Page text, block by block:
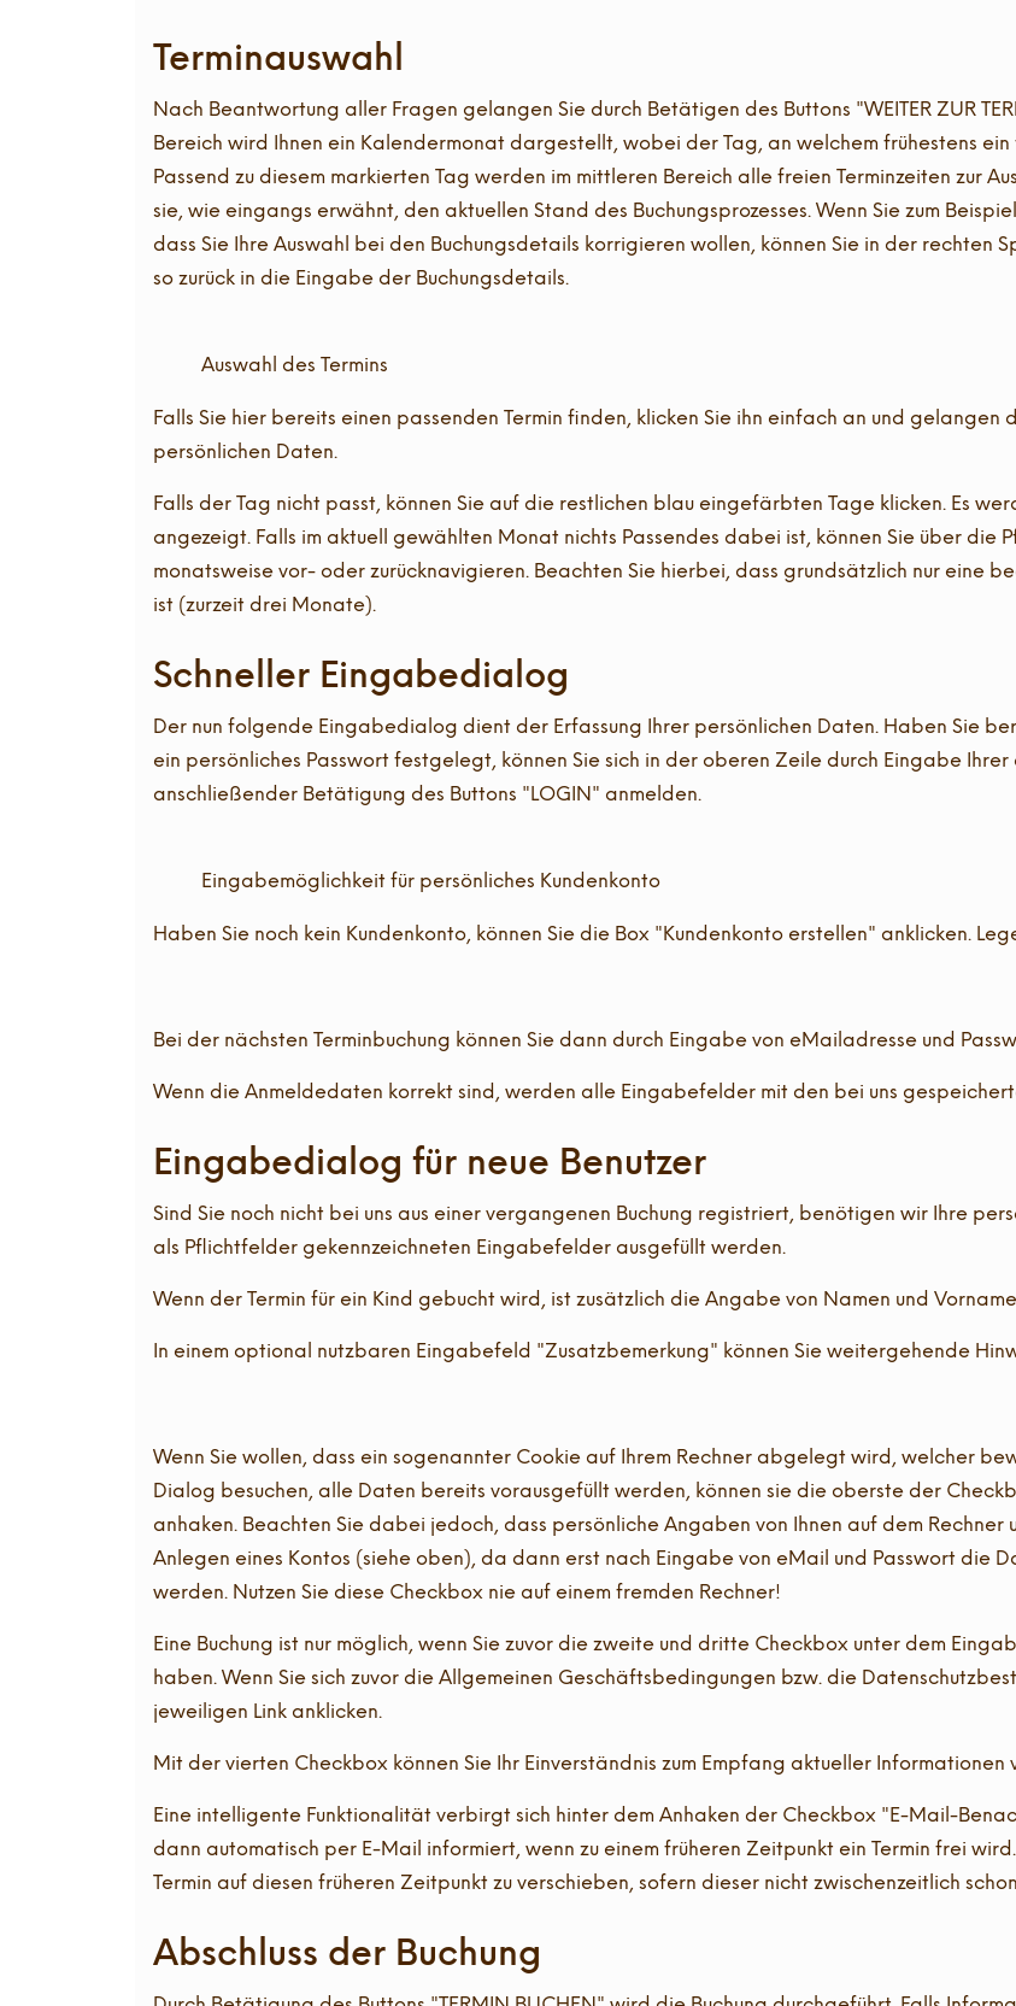
Terminauswahl
Nach Beantwortung aller Fragen gelangen Sie durch Betätigen des Buttons "WEITER ZUR
Bereich wird Ihnen ein Kalendermonat dargestellt, wobei der Tag, an welchem frühestens
Passend zu diesem markierten Tag werden im mittleren Bereich alle freien Terminzeiten zur
sie, wie eingangs erwähnt, den aktuellen Stand des Buchungsprozesses. Wenn Sie zum
dass Sie Ihre Auswahl bei den Buchungsdetails korrigieren wollen, können Sie in der rechten
so zurück in die Eingabe der Buchungsdetails.
Auswahl des Termins
Falls Sie hier bereits einen passenden Termin finden, klicken Sie ihn einfach an und
persönlichen Daten.
Falls der Tag nicht passt, können Sie auf die restlichen blau eingefärbten Tage klicken. Es
angezeigt. Falls im aktuell gewählten Monat nichts Passendes dabei ist, können Sie über die
monatsweise vor- oder zurücknavigieren. Beachten Sie hierbei, dass grundsätzlich nur eine
ist (zurzeit drei Monate).
Schneller Eingabedialog
Der nun folgende Eingabedialog dient der Erfassung Ihrer persönlichen Daten. Haben Sie
ein persönliches Passwort festgelegt, können Sie sich in der oberen Zeile durch Eingabe
anschließender Betätigung des Buttons "LOGIN" anmelden.
Eingabemöglichkeit für persönliches Kundenkonto
Haben Sie noch kein Kundenkonto, können Sie die Box "Kundenkonto erstellen" anklicken.
Bei der nächsten Terminbuchung können Sie dann durch Eingabe von eMailadresse und
Wenn die Anmeldedaten korrekt sind, werden alle Eingabefelder mit den bei uns
Eingabedialog für neue Benutzer
Sind Sie noch nicht bei uns aus einer vergangenen Buchung registriert, benötigen wir Ihre
als Pflichtfelder gekennzeichneten Eingabefelder ausgefüllt werden.
Wenn der Termin für ein Kind gebucht wird, ist zusätzlich die Angabe von Namen und
In einem optional nutzbaren Eingabefeld "Zusatzbemerkung" können Sie weitergehende
Wenn Sie wollen, dass ein sogenannter Cookie auf Ihrem Rechner abgelegt wird, welcher
Dialog besuchen, alle Daten bereits vorausgefüllt werden, können sie die oberste der
anhaken. Beachten Sie dabei jedoch, dass persönliche Angaben von Ihnen auf dem
Anlegen eines Kontos (siehe oben), da dann erst nach Eingabe von eMail und Passwort die
werden. Nutzen Sie diese Checkbox nie auf einem fremden Rechner!
Eine Buchung ist nur möglich, wenn Sie zuvor die zweite und dritte Checkbox unter dem
haben. Wenn Sie sich zuvor die Allgemeinen Geschäftsbedingungen bzw. die
jeweiligen Link anklicken.
Mit der vierten Checkbox können Sie Ihr Einverständnis zum Empfang aktueller
Eine intelligente Funktionalität verbirgt sich hinter dem Anhaken der Checkbox "E-Mail-
dann automatisch per E-Mail informiert, wenn zu einem früheren Zeitpunkt ein Termin frei
Termin auf diesen früheren Zeitpunkt zu verschieben, sofern dieser nicht zwischenzeitlich
Abschluss der Buchung